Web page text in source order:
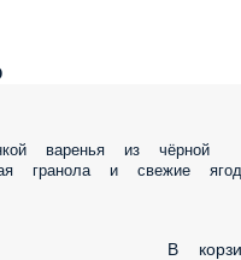
варенья из чёрной
гранола и свежие
В